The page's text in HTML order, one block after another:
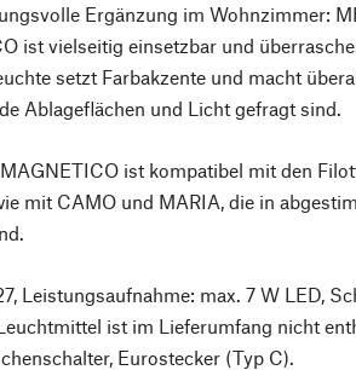
Ergänzung im Wohnzimmer:
ist vielseitig einsetzbar und
setzt Farbakzente und macht
Ablageflächen und Licht gefragt sind.
ist kompatibel mit den
mit CAMO und MARIA, die in
Leistungsaufnahme: max. 7 W LED,
ist im Lieferumfang nicht
Eurostecker (Typ C).